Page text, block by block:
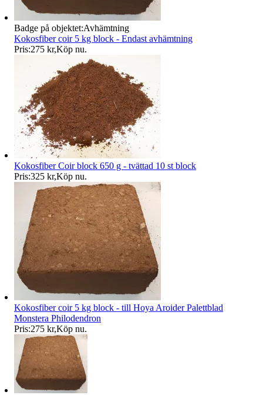
Badge på objektet:Avhämtning
Kokosfiber coir 5 kg block - Endast avhämtning
Pris:275 kr,Köp nu.
Kokosfiber Coir block 650 g - tvättad 10 st block
Pris:325 kr,Köp nu.
Kokosfiber coir 5 kg block - till Hoya Aroider Palettblad
Monstera Philodendron
Pris:275 kr,Köp nu.